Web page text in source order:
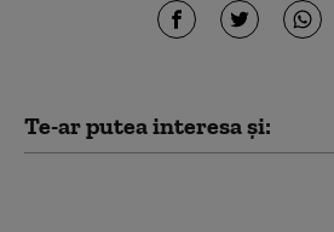
Te-ar putea interesa și: